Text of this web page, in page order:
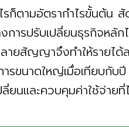
รก็ตามอัตรากำไรขั้นต้น
งการปรับเปลี่ยนธุรกิจห
ายสัญญาจึงทำให้รายไ
ารขนาดใหญ่เมื่อเทียบกั
ลี่ยนและควบคุมค่าใช้จ่ายที่